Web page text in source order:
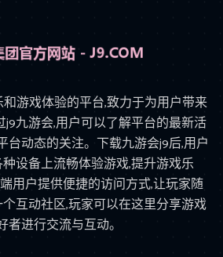
游戏体验的平台,致力于为用户带来
九游会,用户可以了解平台的最新活
台动态的关注。下载九游会j9后,用户
设备上流畅体验游戏,提升游戏乐
用户提供便捷的访问方式,让玩家随
互动社区,玩家可以在这里分享游戏
进行交流与互动。